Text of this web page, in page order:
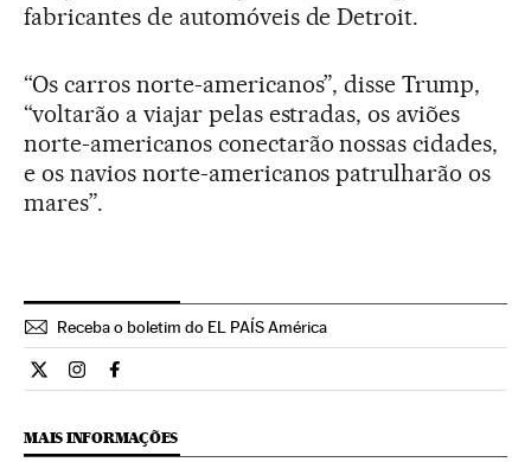
fabricantes de automóveis de Detroit.
“Os carros norte-americanos”, disse Trump,
“voltarão a viajar pelas estradas, os aviões
norte-americanos conectarão nossas cidades,
e os navios norte-americanos patrulharão os
mares”.
Receba o boletim do EL PAÍS América
Internacional El País Brasil en Twitter
Internacional El País Brasil en Instagram
Internacional El País Brasil en Facebook
MAIS INFORMAÇÕES